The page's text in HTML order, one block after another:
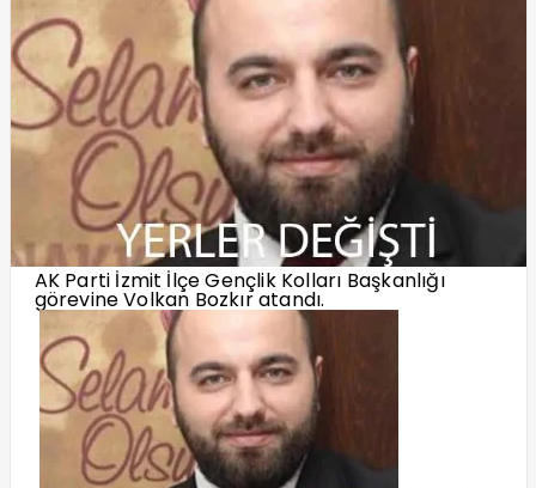
AK Parti İzmit İlçe Gençlik Kolları Başkanlığı
görevine Volkan Bozkır atandı.